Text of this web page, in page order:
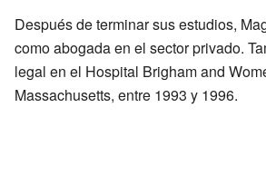
Después de terminar sus estudios,
como abogada en el sector privado.
legal en el Hospital Brigham and
Massachusetts, entre 1993 y 1996.